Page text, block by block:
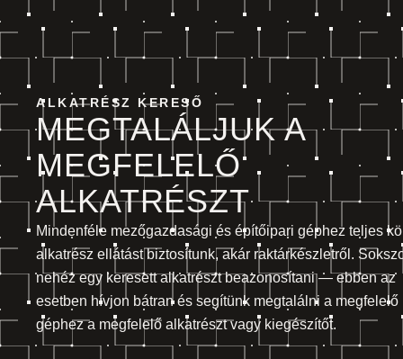
ALKATRÉSZ KERESŐ
MEGTALÁLJUK A
MEGFELELŐ
ALKATRÉSZT
Mindenféle mezőgazdasági és építőipari géphez teljes
alkatrész ellátást biztosítunk, akár raktárkészletről.
nehéz egy keresett alkatrészt beazonosítani — ebben az
esetben hívjon bátran és segítünk megtalálni a megfelelő
géphez a megfelelő alkatrészt vagy kiegészítőt.